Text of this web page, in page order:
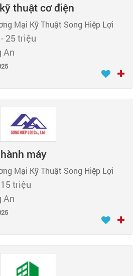
thuật cơ điện
Mại Kỹ Thuật Song Hiệp Lợi
25 triệu
An
máy
Mại Kỹ Thuật Song Hiệp Lợi
triệu
An